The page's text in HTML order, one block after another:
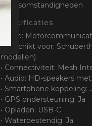
weersomstandigheden
Specificaties
• Type:
• Geschikt voor:
modellen)
• Connectiviteit: Mesh
• Audio: HD-speakers
• Smartphone koppeling:
• GPS ondersteuning: Ja
• Opladen: USB-C
• Waterbestendig: Ja